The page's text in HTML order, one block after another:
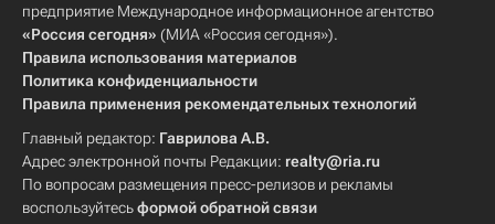
предприятие Международное информационное агентство
«Россия сегодня» (МИА «Россия сегодня»).
Правила использования материалов
Политика конфиденциальности
Правила применения рекомендательных технологий
Главный редактор: Гаврилова А.В.
Адрес электронной почты Редакции: realty@ria.ru
По вопросам размещения пресс-релизов и рекламы
воспользуйтесьформой обратной связи